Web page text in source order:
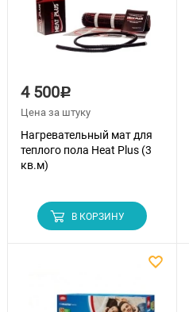
4 500Р
Цена за штуку
Нагревательный мат для
теплого пола Heat Plus (3
кв.м)
В КОРЗИНУ